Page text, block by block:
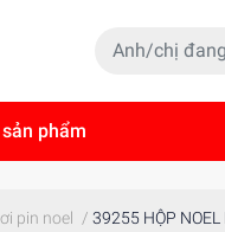
phẩm
pin noel / 39255 HỘP